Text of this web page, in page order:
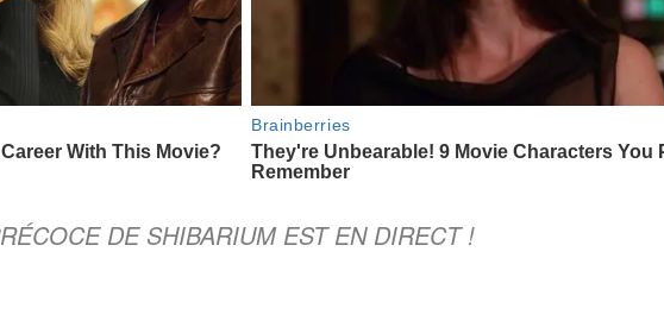
DE SHIBARIUM EST EN DIRECT !